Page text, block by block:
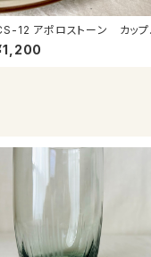
アポロストーン カップ＆
ーサー